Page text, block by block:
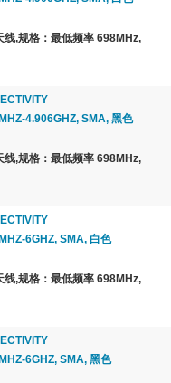
线,规格：最低频率 698MHz,
4.906GHZ, SMA, 黑色
线,规格：最低频率 698MHz,
6GHZ, SMA, 白色
线,规格：最低频率 698MHz,
6GHZ, SMA, 黑色